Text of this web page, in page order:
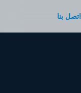
اتصل بنا